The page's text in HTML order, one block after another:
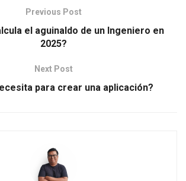
Previous Post
el aguinaldo de un Ingeniero en
2025?
Next Post
para crear una aplicación?